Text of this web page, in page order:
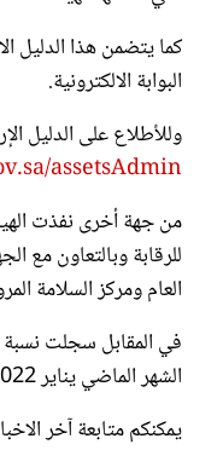
كما يتضمن هذا الدليل
البوابة الالكترونية.
وللأطلاع على الدليل
assetsAdmin
من جهة أخرى نفذت الهيئة
للرقابة وبالتعاون مع
العام ومركز السلامة
في المقابل سجلت نسبة
الشهر الماضي يناير 2022م: (91%).
يمكنكم متابعة آخر